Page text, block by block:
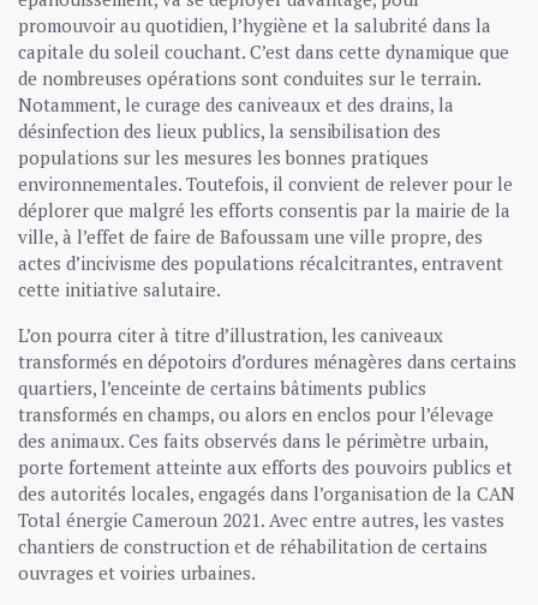
promouvoir au quotidien, l’hygiène et la salubrité dans la
capitale du soleil couchant. C’est dans cette dynamique que
de nombreuses opérations sont conduites sur le terrain.
Notamment, le curage des caniveaux et des drains, la
désinfection des lieux publics, la sensibilisation des
populations sur les mesures les bonnes pratiques
environnementales. Toutefois, il convient de relever pour le
déplorer que malgré les efforts consentis par la mairie de la
ville, à l’effet de faire de Bafoussam une ville propre, des
actes d’incivisme des populations récalcitrantes, entravent
cette initiative salutaire.
L’on pourra citer à titre d’illustration, les caniveaux
transformés en dépotoirs d’ordures ménagères dans certains
quartiers, l’enceinte de certains bâtiments publics
transformés en champs, ou alors en enclos pour l’élevage
des animaux. Ces faits observés dans le périmètre urbain,
porte fortement atteinte aux efforts des pouvoirs publics et
des autorités locales, engagés dans l’organisation de la CAN
Total énergie Cameroun 2021. Avec entre autres, les vastes
chantiers de construction et de réhabilitation de certains
ouvrages et voiries urbaines.